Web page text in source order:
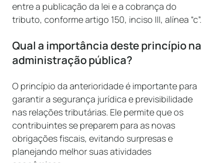
entre a publicação da lei e a cobrança do
tributo, conforme artigo 150, inciso III, alínea “c”.
Qual a importância deste princípio na
administração pública?
O princípio da anterioridade é importante para
garantir a segurança jurídica e previsibilidade
nas relações tributárias. Ele permite que os
contribuintes se preparem para as novas
obrigações fiscais, evitando surpresas e
planejando melhor suas atividades